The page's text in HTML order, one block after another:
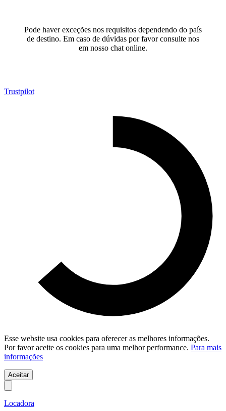
Pode haver exceções nos requisitos dependendo do país
de destino. Em caso de dúvidas por favor consulte nos
em nosso chat online.
Trustpilot
Esse website usa cookies para oferecer as melhores informações.
Por favor aceite os cookies para uma melhor performance. Para mais
informações
Aceitar
Locadora